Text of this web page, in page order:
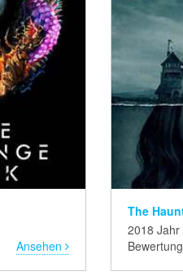
Ansehen
The
2018 Jahr